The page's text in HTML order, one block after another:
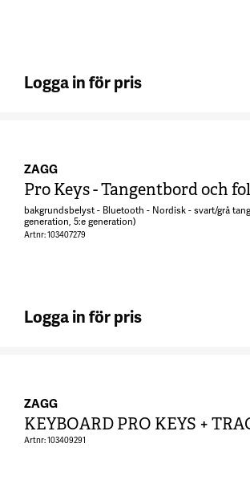
Logga in för pris
ZAGG
Pro Keys - Tangentbord och
bakgrundsbelyst - Bluetooth - Nordisk - svart/grå
generation, 5:e generation)
Artnr: 103407279
Logga in för pris
ZAGG
Artnr: 103409291